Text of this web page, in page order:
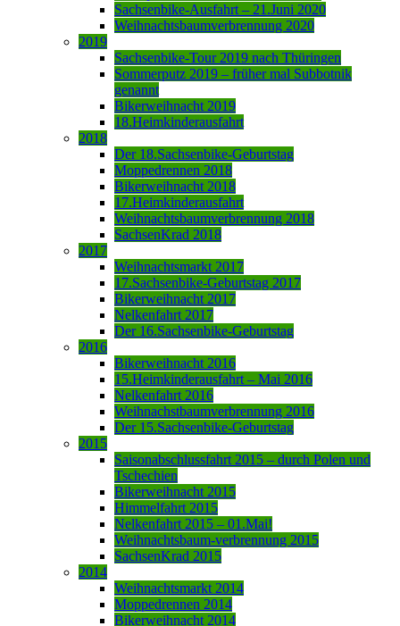
Sachsenbike-Ausfahrt – 21.Juni 2020
Weihnachtsbaumverbrennung 2020
2019
Sachsenbike-Tour 2019 nach Thüringen
Sommerputz 2019 – früher mal Subbotnik
genannt
Bikerweihnacht 2019
18.Heimkinderausfahrt
2018
Der 18.Sachsenbike-Geburtstag
Moppedrennen 2018
Bikerweihnacht 2018
17.Heimkinderausfahrt
Weihnachtsbaumverbrennung 2018
SachsenKrad 2018
2017
Weihnachtsmarkt 2017
17.Sachsenbike-Geburtstag 2017
Bikerweihnacht 2017
Nelkenfahrt 2017
Der 16.Sachsenbike-Geburtstag
2016
Bikerweihnacht 2016
15.Heimkinderausfahrt – Mai 2016
Nelkenfahrt 2016
Weihnachstbaumverbrennung 2016
Der 15.Sachsenbike-Geburtstag
2015
Saisonabschlussfahrt 2015 – durch Polen und
Tschechien
Bikerweihnacht 2015
Himmelfahrt 2015
Nelkenfahrt 2015 – 01.Mai!
Weihnachtsbaum-verbrennung 2015
SachsenKrad 2015
2014
Weihnachtsmarkt 2014
Moppedrennen 2014
Bikerweihnacht 2014